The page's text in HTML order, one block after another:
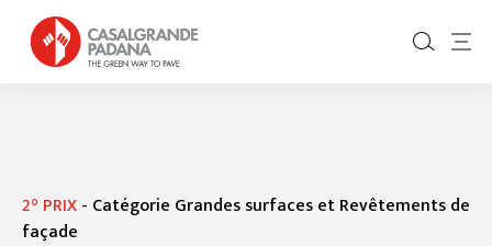
2° PRIX- Catégorie Grandes surfaces et Revêtements de
façade